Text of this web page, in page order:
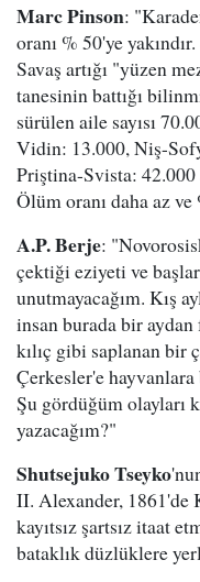
Marc Pinson:
oranı % 50'ye
Savaş artığı "yüzen
tanesinin battığı
sürülen aile sayısı
Vidin: 13.000, Niş-
Priştina-Svista:
Ölüm oranı daha az
A.P. Berje:
çektiği eziyeti ve
unutmayacağım. Kış
insan burada bir
kılıç gibi saplanan bir
Çerkesler'e hayvanlara
Şu gördüğüm olayları
yazacağım?"
Shutsejuko Tseyko
II. Alexander, 1861'de
kayıtsız şartsız itaat
bataklık düzlüklere